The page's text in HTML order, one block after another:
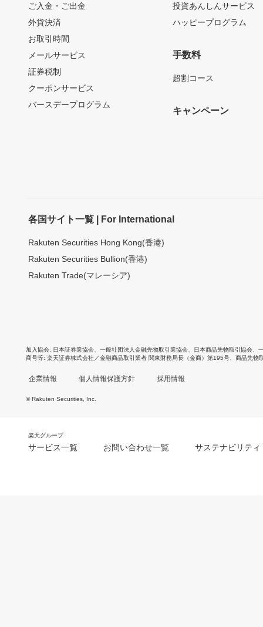
ご入金・ご出金
外貨決済
お取引時間
メールサービス
証券税制
クーポンサービス
バースデープログラム
投資あんしんサービス
ハッピープログラム
手数料
超割コース
キャンペーン
各国サイト一覧 | For International
Rakuten Securities Hong Kong(香港)
Rakuten Securities Bullion(香港)
Rakuten Trade(マレーシア)
加入協会 日本証券業協会 一般社団法人金融先物取引業協会 日本商品先物取引協会
商号等 楽天証券株式会社／金融商品取引業者 関東財務局長（金商）第195号、商品先物
企業情報 個人情報保護方針 採用情報
© Rakuten Securities, Inc.
楽天グループ
サービス一覧 お問い合わせ一覧 サステナビリティ